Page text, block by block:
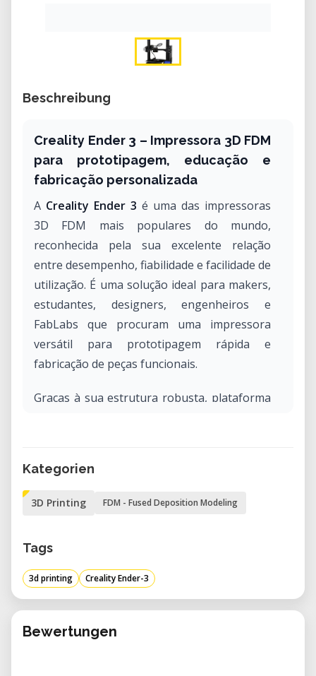
Beschreibung
Creality Ender 3 – Impressora 3D FDM
para prototipagem, educação e
fabricação personalizada
A Creality Ender 3 é uma das impressoras
3D FDM mais populares do mundo,
reconhecida pela sua excelente relação
entre desempenho, fiabilidade e facilidade de
utilização. É uma solução ideal para makers,
estudantes, designers, engenheiros e
FabLabs que procuram uma impressora
versátil para prototipagem rápida e
fabricação de peças funcionais.
Graças à sua estrutura robusta, plataforma
personalizadas para uma grande variedade
de aplicações.
Deposition Modeling)
Volume de impressão:220 × 220 × 250
Altura de camada:
Kategorien
3D Printing FDM - Fused Deposition Modeling
Tags
3d printing Creality Ender-3
Bewertungen